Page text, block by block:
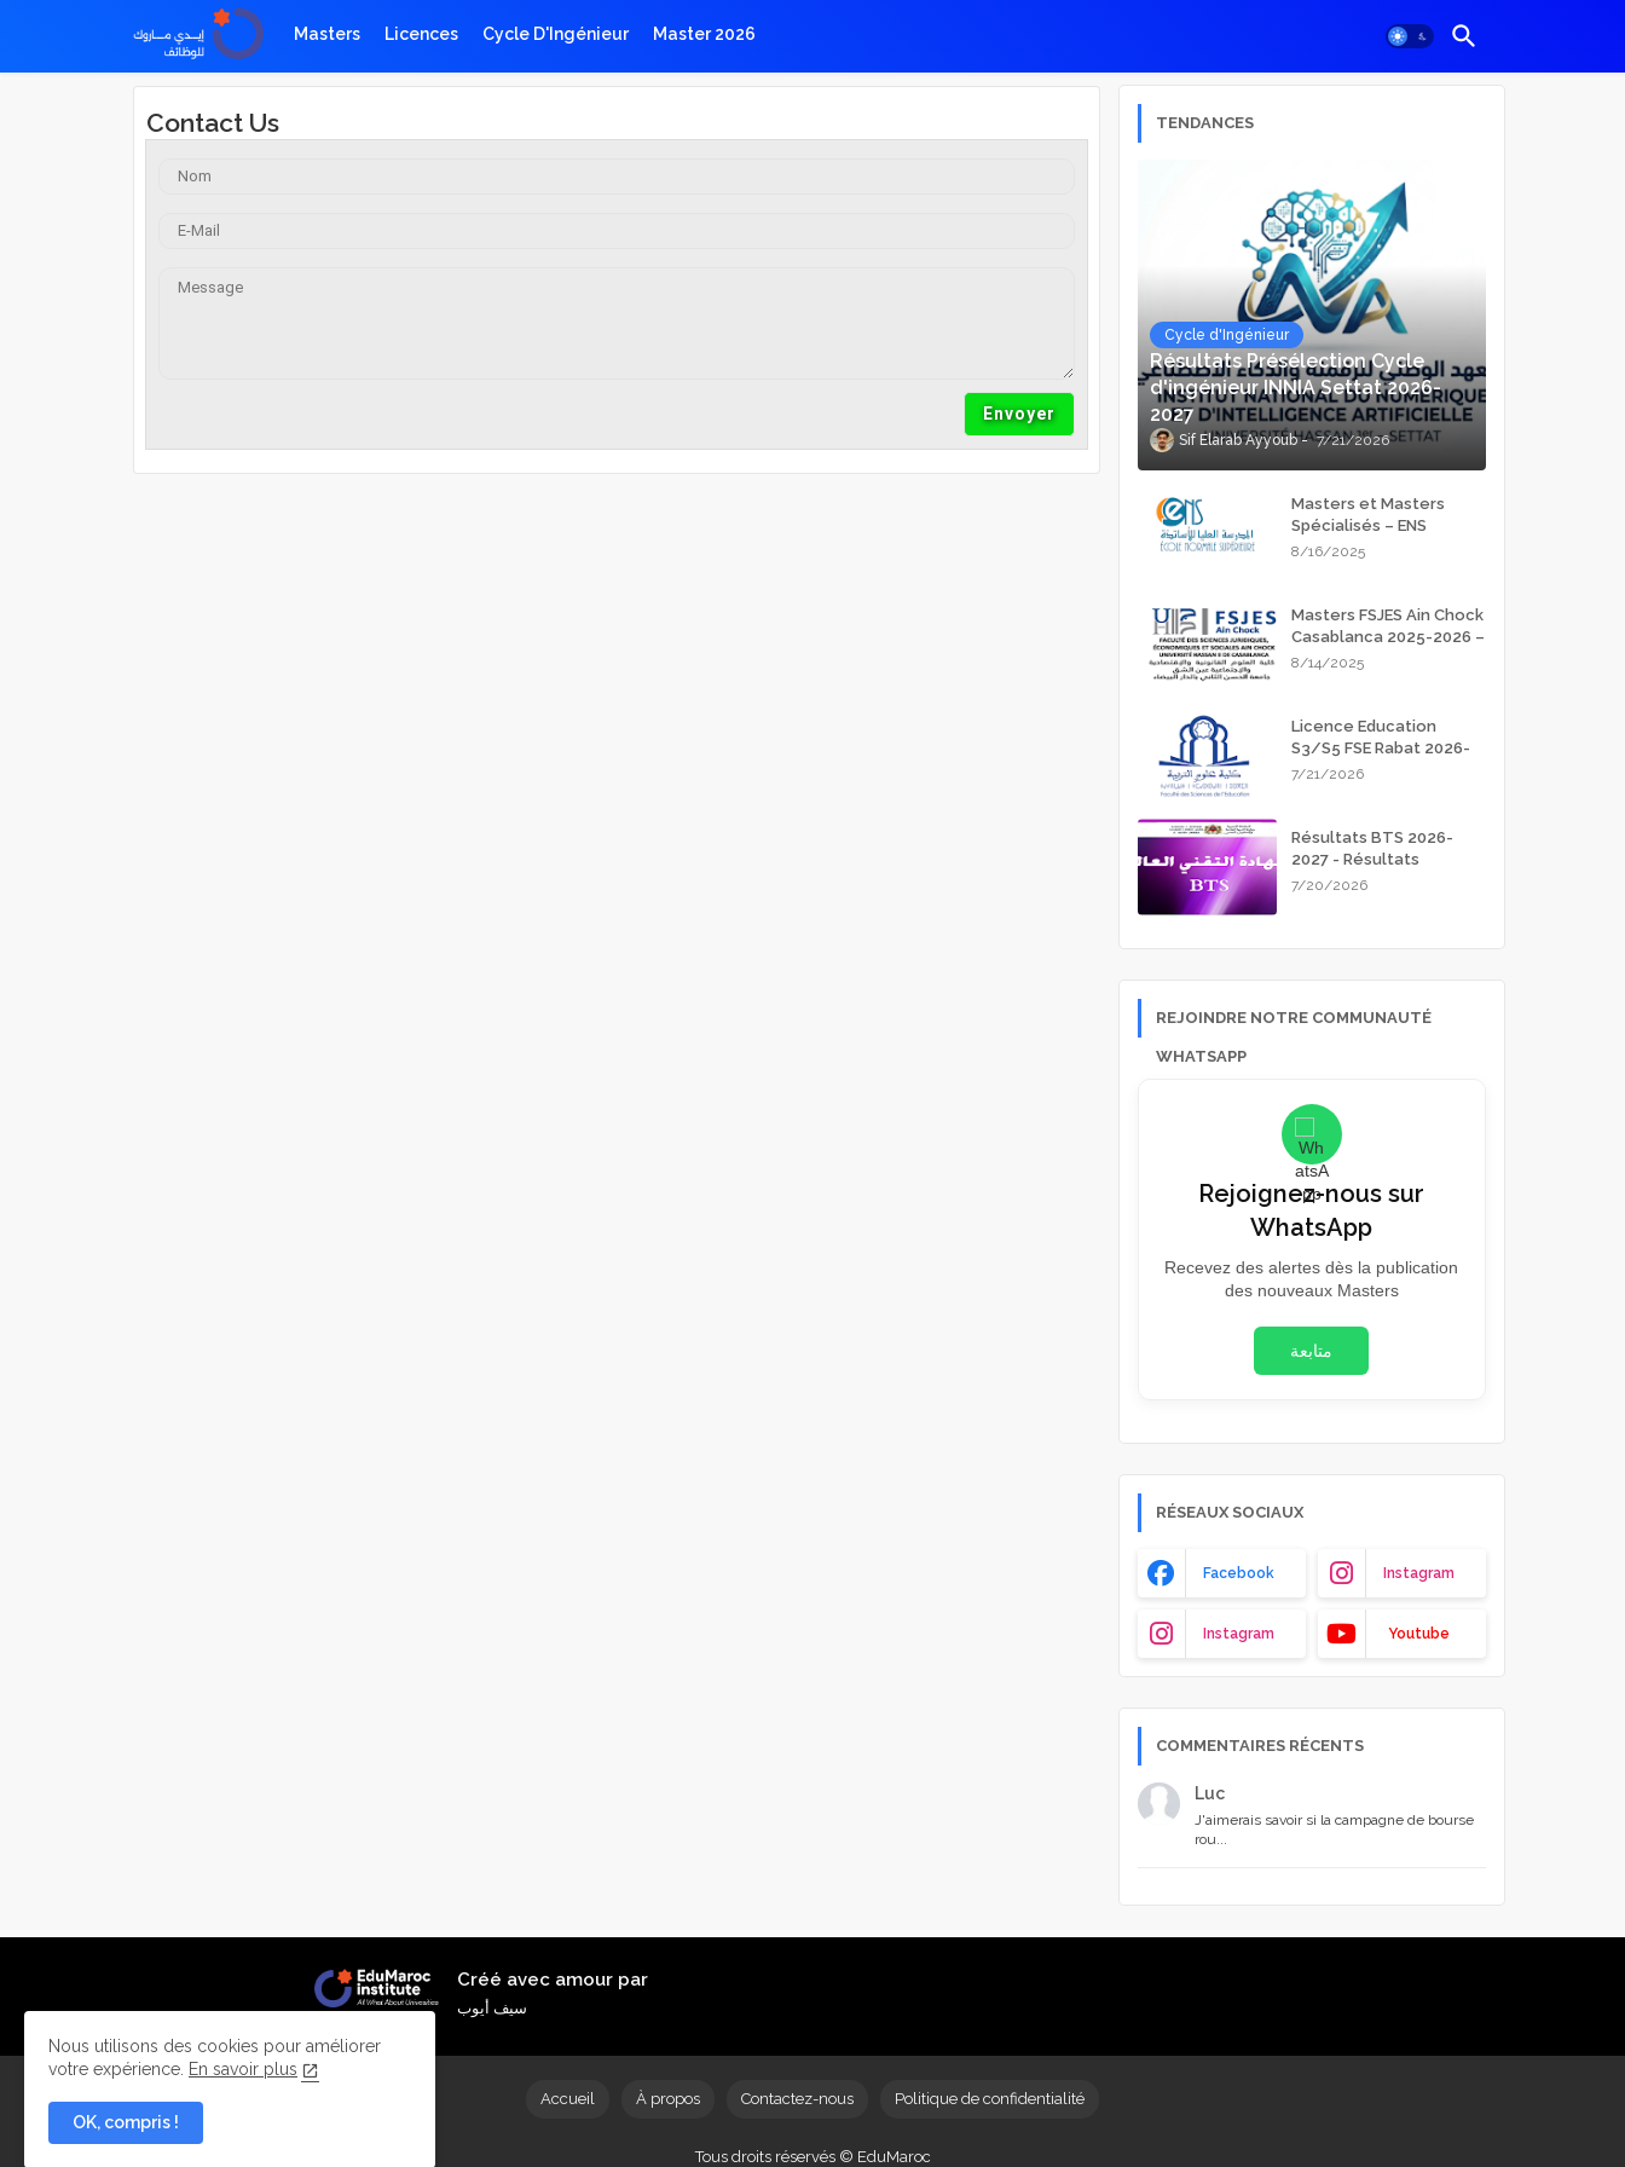
Masters Licences Cycle D'Ingénieur Master 2026
Contact Us TENDANCES
Cycle d'Ingénieur
Résultats Présélection Cycle
d'ingénieur INNIA Settat 2026-
2027
Sif Elarab Ayyoub 7/21/2026
Masters et Masters
Spécialisés – ENS
Meknès 2025-2026
8/16/2025
Masters FSJES Ain Chock
Casablanca 2025-2026 –
Guide Complet des
8/14/2025
Licence Education
S3/S5 FSE Rabat 2026-
2027
7/21/2026
Résultats BTS 2026-
2027 - Résultats
d'admission
7/20/2026
REJOINDRE NOTRE COMMUNAUTÉ
WHATSAPP
Rejoignez-nous sur
WhatsApp
Recevez des alertes dès la publication
des nouveaux Masters
متابعة
RÉSEAUX SOCIAUX
Facebook Instagram
Instagram Youtube
COMMENTAIRES RÉCENTS
Luc
J'aimerais savoir si la campagne de bourse
rou...
Créé avec amour par
سيف أيوب
Tous droits réservés © EduMaroc
Accueil À propos Contactez-nous Politique de confidentialité
Nous utilisons des cookies pour améliorer
votre expérience. En savoir plus
OK, compris !